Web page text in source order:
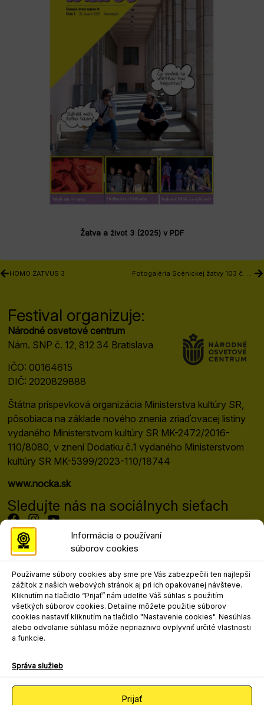
Informácia o používaní
súborov cookies
Používame súbory cookies aby sme pre Vás zabezpečili ten najlepší
zážitok z našich webových stránok aj pri ich opakovanej návšteve.
Kliknutím na tlačidlo “Prijať” nám udelíte Váš súhlas s použitím
všetkých súborov cookies. Detailne môžete použitie súborov
cookies nastaviť kliknutím na tlačidlo "Nastavenie cookies". Nesúhlas
alebo odvolanie súhlasu môže nepriaznivo ovplyvniť určité vlastnosti
a funkcie.
Správa služieb
Prijať
Žatva a život 3 (2025) v PDF
HOMO ŽATVUS 3
Festival organizuje:
Národné osvetové centrum
Nám. SNP č. 12, 812 34 Bratislava
IČO: 00164615
DIČ: 2020829888
Štátna príspevková organizácia Ministerstva kultúry SR,
pôsobiaca na základe nového znenia zriaďovacej listiny
vydaného Ministerstvom kultúry SR MK-2472/2016-
110/8080, v znení Dodatku č.1 vydaného Ministerstvom
kultúry SR MK-5399/2023-110/18744
www.nocka.sk
Sledujte nás na sociálnych sieťach
Programový riaditeľ festivalu
matej.mosko@nocka.sk
+421 908 303 617
Kontakt pre marketing, propagáciu a
médiá
ludovit.andrejo@nocka.sk
+421 2 204 71 240
+421 908 080 502